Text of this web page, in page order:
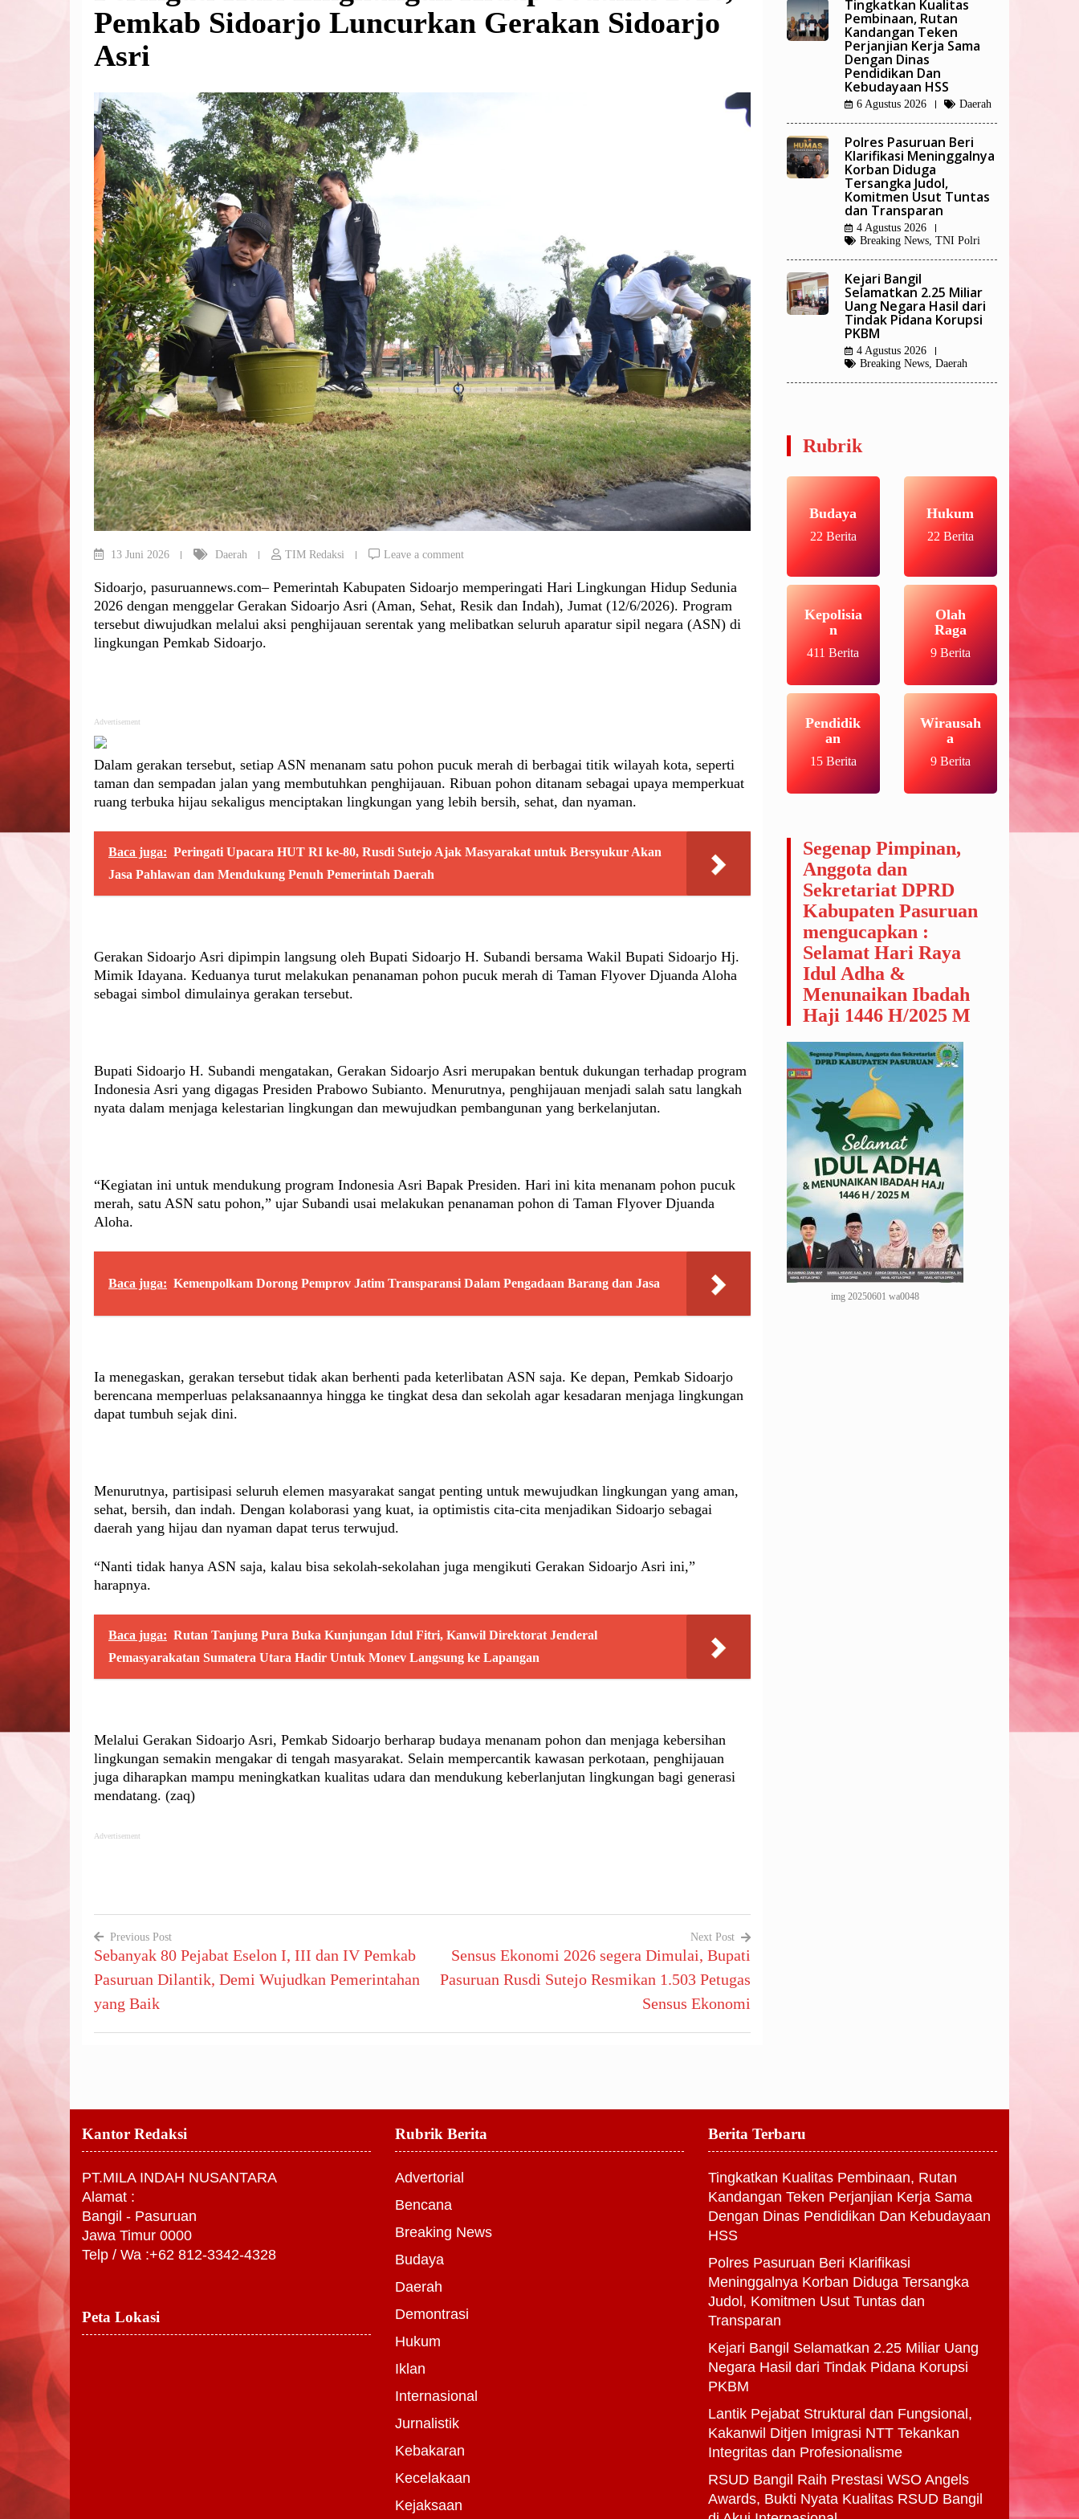
Pemkab Sidoarjo Luncurkan Gerakan Sidoarjo
Asri
13 Juni 2026 Daerah TIM Redaksi Leave a comment
Sidoarjo, pasuruannews.com– Pemerintah Kabupaten Sidoarjo memperingati Hari Lingkungan Hidup Sedunia
2026 dengan menggelar Gerakan Sidoarjo Asri (Aman, Sehat, Resik dan Indah), Jumat (12/6/2026). Program
tersebut diwujudkan melalui aksi penghijauan serentak yang melibatkan seluruh aparatur sipil negara (ASN) di
lingkungan Pemkab Sidoarjo.
Advertisement
Dalam gerakan tersebut, setiap ASN menanam satu pohon pucuk merah di berbagai titik wilayah kota, seperti
taman dan sempadan jalan yang membutuhkan penghijauan. Ribuan pohon ditanam sebagai upaya memperkuat
ruang terbuka hijau sekaligus menciptakan lingkungan yang lebih bersih, sehat, dan nyaman.
Baca juga: Peringati Upacara HUT RI ke-80, Rusdi Sutejo Ajak Masyarakat untuk Bersyukur Akan
Jasa Pahlawan dan Mendukung Penuh Pemerintah Daerah
Gerakan Sidoarjo Asri dipimpin langsung oleh Bupati Sidoarjo H. Subandi bersama Wakil Bupati Sidoarjo Hj.
Mimik Idayana. Keduanya turut melakukan penanaman pohon pucuk merah di Taman Flyover Djuanda Aloha
sebagai simbol dimulainya gerakan tersebut.
Bupati Sidoarjo H. Subandi mengatakan, Gerakan Sidoarjo Asri merupakan bentuk dukungan terhadap program
Indonesia Asri yang digagas Presiden Prabowo Subianto. Menurutnya, penghijauan menjadi salah satu langkah
nyata dalam menjaga kelestarian lingkungan dan mewujudkan pembangunan yang berkelanjutan.
“Kegiatan ini untuk mendukung program Indonesia Asri Bapak Presiden. Hari ini kita menanam pohon pucuk
merah, satu ASN satu pohon,” ujar Subandi usai melakukan penanaman pohon di Taman Flyover Djuanda
Aloha.
Baca juga: Kemenpolkam Dorong Pemprov Jatim Transparansi Dalam Pengadaan Barang dan Jasa
Ia menegaskan, gerakan tersebut tidak akan berhenti pada keterlibatan ASN saja. Ke depan, Pemkab Sidoarjo
berencana memperluas pelaksanaannya hingga ke tingkat desa dan sekolah agar kesadaran menjaga lingkungan
dapat tumbuh sejak dini.
Menurutnya, partisipasi seluruh elemen masyarakat sangat penting untuk mewujudkan lingkungan yang aman,
sehat, bersih, dan indah. Dengan kolaborasi yang kuat, ia optimistis cita-cita menjadikan Sidoarjo sebagai
daerah yang hijau dan nyaman dapat terus terwujud.
“Nanti tidak hanya ASN saja, kalau bisa sekolah-sekolahan juga mengikuti Gerakan Sidoarjo Asri ini,”
harapnya.
Baca juga: Rutan Tanjung Pura Buka Kunjungan Idul Fitri, Kanwil Direktorat Jenderal
Pemasyarakatan Sumatera Utara Hadir Untuk Monev Langsung ke Lapangan
Melalui Gerakan Sidoarjo Asri, Pemkab Sidoarjo berharap budaya menanam pohon dan menjaga kebersihan
lingkungan semakin mengakar di tengah masyarakat. Selain mempercantik kawasan perkotaan, penghijauan
juga diharapkan mampu meningkatkan kualitas udara dan mendukung keberlanjutan lingkungan bagi generasi
mendatang. (zaq)
Advertisement
Navigasi
pos
Previous Post
Sebanyak 80 Pejabat Eselon I, III dan IV Pemkab
Pasuruan Dilantik, Demi Wujudkan Pemerintahan
yang Baik
Next Post
Sensus Ekonomi 2026 segera Dimulai, Bupati
Pasuruan Rusdi Sutejo Resmikan 1.503 Petugas
Sensus Ekonomi
Tingkatkan Kualitas
Pembinaan, Rutan
Kandangan Teken
Perjanjian Kerja Sama
Dengan Dinas
Pendidikan Dan
Kebudayaan HSS
6 Agustus 2026 Daerah
Polres Pasuruan Beri
Klarifikasi Meninggalnya
Korban Diduga
Tersangka Judol,
Komitmen Usut Tuntas
dan Transparan
4 Agustus 2026
Breaking News, TNI Polri
Kejari Bangil
Selamatkan 2.25 Miliar
Uang Negara Hasil dari
Tindak Pidana Korupsi
PKBM
4 Agustus 2026
Breaking News, Daerah
Rubrik
Budaya
22 Berita
Hukum
22 Berita
Kepolisia
n
411 Berita
Olah
Raga
9 Berita
Pendidik
an
15 Berita
Wirausah
a
9 Berita
Segenap Pimpinan,
Anggota dan
Sekretariat DPRD
Kabupaten Pasuruan
mengucapkan :
Selamat Hari Raya
Idul Adha &
Menunaikan Ibadah
Haji 1446 H/2025 M
img 20250601 wa0048
Kantor Redaksi
PT.MILA INDAH NUSANTARA
Alamat :
Bangil - Pasuruan
Jawa Timur 0000
Telp / Wa :+62 812-3342-4328
Peta Lokasi
Rubrik Berita
Advertorial
Bencana
Breaking News
Budaya
Daerah
Demontrasi
Hukum
Iklan
Internasional
Jurnalistik
Kebakaran
Kecelakaan
Kejaksaan
Berita Terbaru
Tingkatkan Kualitas Pembinaan, Rutan
Kandangan Teken Perjanjian Kerja Sama
Dengan Dinas Pendidikan Dan Kebudayaan
HSS
Polres Pasuruan Beri Klarifikasi
Meninggalnya Korban Diduga Tersangka
Judol, Komitmen Usut Tuntas dan
Transparan
Kejari Bangil Selamatkan 2.25 Miliar Uang
Negara Hasil dari Tindak Pidana Korupsi
PKBM
Lantik Pejabat Struktural dan Fungsional,
Kakanwil Ditjen Imigrasi NTT Tekankan
Integritas dan Profesionalisme
RSUD Bangil Raih Prestasi WSO Angels
Awards, Bukti Nyata Kualitas RSUD Bangil